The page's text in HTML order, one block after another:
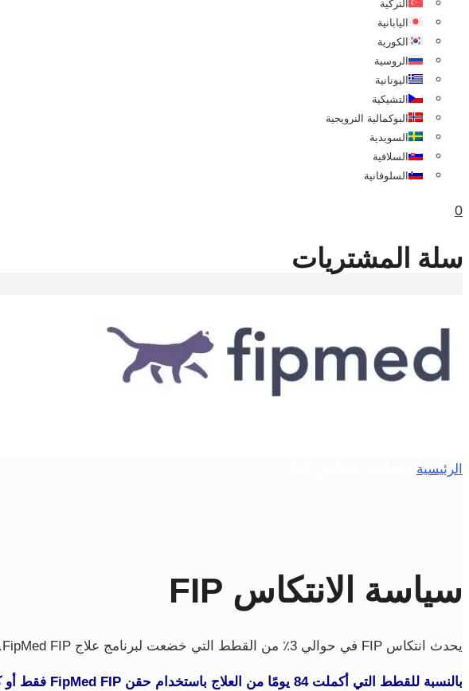
التركية
اليابانية
الكورية
الروسية
اليونانية
التشيكية
البوكمالية النرويجية
السويدية
السلافية
السلوفانية
0
سلة المشتريات
الرئيسية
سياسة الانتكاس FIP
يحدث انتكاس FIP في حوالي 3٪ من القطط التي خضعت لبرنامج علاج FipMed FIP. على هذا النحو ، قد يغطي برنامج الحسم من FipMed الانتكاس مخاوفك من الانتكاس.
بالنسبة للقطط التي أكملت 84 يومًا من العلاج باستخدام حقن FipMed FIP فقط أو كبسولات فموية ، هناك خصم بنسبة 50٪ على علاج الانتكاس في حالة حدوث انتكاس FIP.